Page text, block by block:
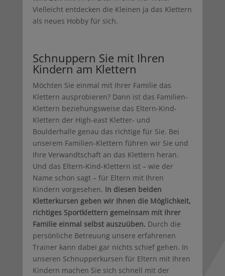
Vielleicht entdecken die Kleinen ja das Klettern
als neues Hobby für sich.
Schnuppern Sie mit Ihren
Kindern am Klettern
Möchten Sie einmal mit Ihrer Familie das
Klettern ausprobieren? Dann ist das Familien-
Klettern beziehungsweise das Eltern-Kind-
Klettern der High-east Kletter- und
Boulderhalle genau das richtige für Sie. Bei
unserem Familien-Klettern führen wir Sie und
Ihre Verwandtschaft an das Klettern heran.
Und das Eltern-Kind-Klettern ist – wie der
Name schon sagt – für Eltern mit Ihren
Kindern vorgesehen. In diesen beiden
Kletterkursen geben wir Ihnen die Möglichkeit,
richtiges Sportklettern gemeinsam mit Ihrer
Familie einmal selbst auszuüben. Durch die
persönliche Betreuung unsere erfahrenen
Trainer kann dabei gar nichts schief gehen. In
unseren Schnupperkursen für Eltern mit Ihren
Kindern machen Sie sich schnell mit der